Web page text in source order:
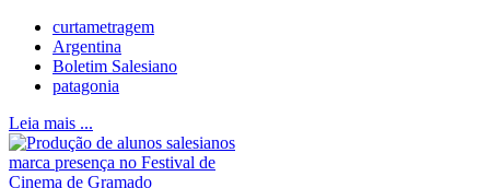
curtametragem
Argentina
Boletim Salesiano
patagonia
Leia mais ...